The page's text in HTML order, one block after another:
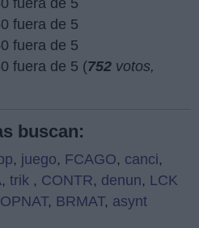
(752 votos,
buscan:
, juego, FCAGO, canci,
, trik , CONTR, denun, LCK
OPNAT, BRMAT, asynt